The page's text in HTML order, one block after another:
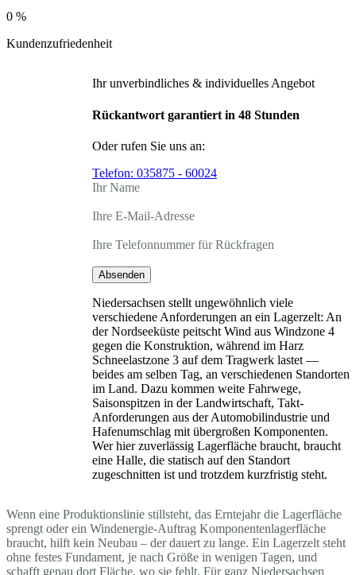
0 %
Kundenzufriedenheit
Ihr unverbindliches & individuelles Angebot
Rückantwort garantiert in 48 Stunden
Oder rufen Sie uns an:
Telefon: 035875 - 60024
Ihr Name
Ihre E-Mail-Adresse
Ihre Telefonnummer für Rückfragen
Absenden
Niedersachsen stellt ungewöhnlich viele
verschiedene Anforderungen an ein Lagerzelt: An
der Nordseeküste peitscht Wind aus Windzone 4
gegen die Konstruktion, während im Harz
Schneelastzone 3 auf dem Tragwerk lastet —
beides am selben Tag, an verschiedenen Standorten
im Land. Dazu kommen weite Fahrwege,
Saisonspitzen in der Landwirtschaft, Takt-
Anforderungen aus der Automobilindustrie und
Hafenumschlag mit übergroßen Komponenten.
Wer hier zuverlässig Lagerfläche braucht, braucht
eine Halle, die statisch auf den Standort
zugeschnitten ist und trotzdem kurzfristig steht.
Wenn eine Produktionslinie stillsteht, das Erntejahr die Lagerfläche
sprengt oder ein Windenergie-Auftrag Komponentenlagerfläche
braucht, hilft kein Neubau – der dauert zu lange. Ein Lagerzelt steht
ohne festes Fundament, je nach Größe in wenigen Tagen, und
schafft genau dort Fläche, wo sie fehlt. Für ganz Niedersachsen